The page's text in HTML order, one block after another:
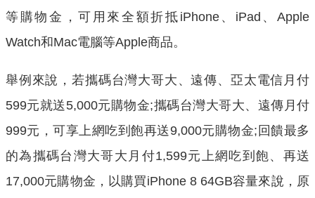
等購物金，可用來全額折抵iPhone、iPad、Apple
Watch和Mac電腦等Apple商品。
舉例來說，若攜碼台灣大哥大、遠傳、亞太電信月付
599元就送5,000元購物金;攜碼台灣大哥大、遠傳月付
999元，可享上網吃到飽再送9,000元購物金;回饋最多
的為攜碼台灣大哥大月付1,599元上網吃到飽、再送
17,000元購物金，以購買iPhone 8 64GB容量來說，原